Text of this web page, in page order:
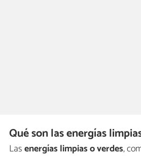
Qué son las energías
Lasenergías limpias o verdes,